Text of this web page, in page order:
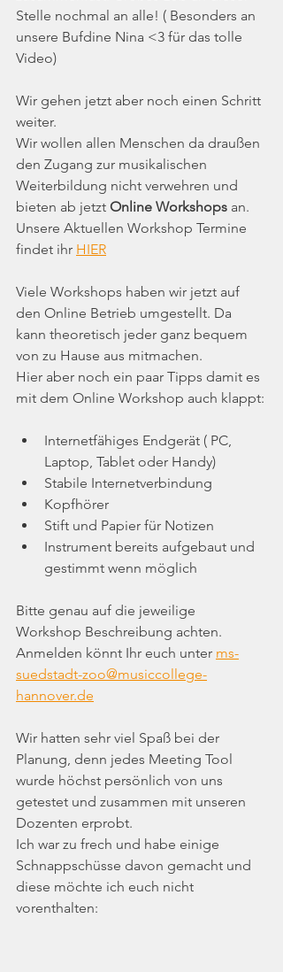
Stelle nochmal an alle! ( Besonders an
unsere Bufdine Nina <3 für das tolle
Video)
Wir gehen jetzt aber noch einen Schritt
weiter.
Wir wollen allen Menschen da draußen
den Zugang zur musikalischen
Weiterbildung nicht verwehren und
bieten ab jetzt Online Workshops an.
Unsere Aktuellen Workshop Termine
findet ihr HIER
Viele Workshops haben wir jetzt auf
den Online Betrieb umgestellt. Da
kann theoretisch jeder ganz bequem
von zu Hause aus mitmachen.
Hier aber noch ein paar Tipps damit es
mit dem Online Workshop auch klappt:
Internetfähiges Endgerät ( PC,
Laptop, Tablet oder Handy)
Stabile Internetverbindung
Kopfhörer
Stift und Papier für Notizen
Instrument bereits aufgebaut und
gestimmt wenn möglich
Bitte genau auf die jeweilige
Workshop Beschreibung achten.
Anmelden könnt Ihr euch unter ms-
suedstadt-zoo@musiccollege-
hannover.de
Wir hatten sehr viel Spaß bei der
Planung, denn jedes Meeting Tool
wurde höchst persönlich von uns
getestet und zusammen mit unseren
Dozenten erprobt.
Ich war zu frech und habe einige
Schnappschüsse davon gemacht und
diese möchte ich euch nicht
vorenthalten: